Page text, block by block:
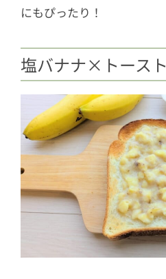
にもぴったり！
塩バナナ×トースト